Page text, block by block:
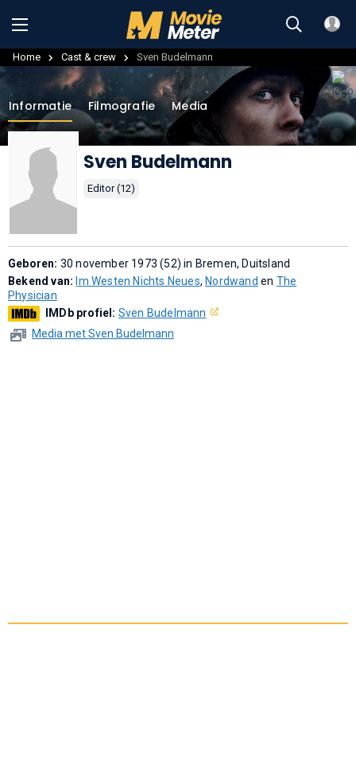
Home Cast & crew Sven Budelmann
Informatie Filmografie Media
Sven Budelmann
Editor (12)
Geboren: 30 november 1973 (52) in Bremen, Duitsland
Bekend van: Im Westen Nichts Neues, Nordwand en The
Physician
IMDb profiel: Sven Budelmann
Media met Sven Budelmann